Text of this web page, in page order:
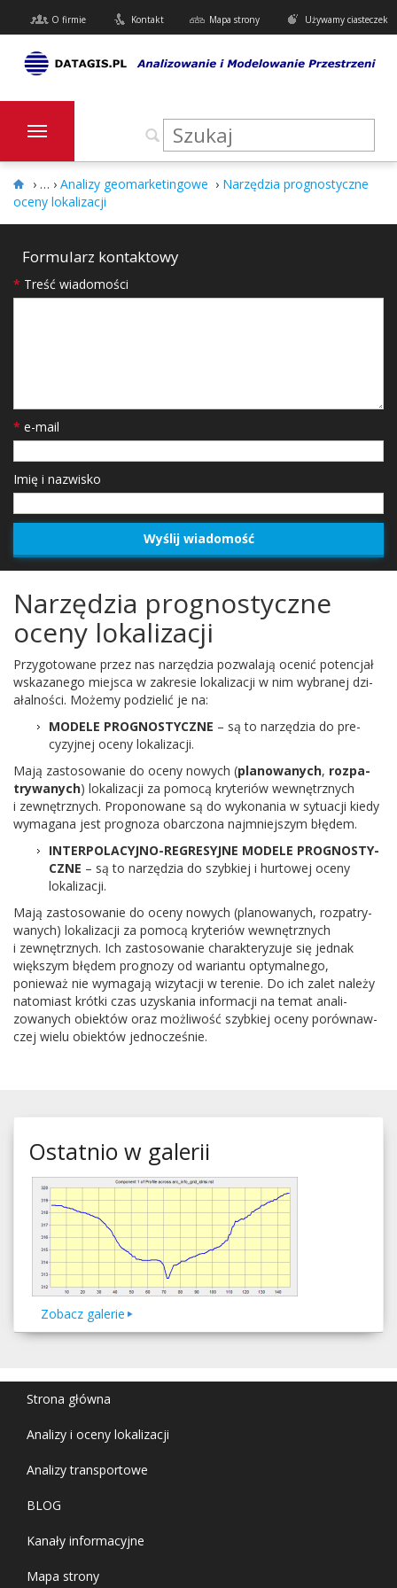
Używamy ciasteczek
Mapa strony
Kontakt
O firmie
› Analizy geomarketingowe › Narzędzia prognostyczne
oceny lokalizacji
Formularz kontaktowy
* Treść wiadomości
* e-mail
Imię i nazwisko
Narzędzia prognostyczne
oceny lokalizacji
Przy­go­towane przez nas narzędzia pozwalają ocenić potenc­jał
wskazanego miejsca w zakre­sie lokaliza­cji w nim wybranej dzi­
ałal­ności. Możemy podzielić je na:
MOD­ELE PROG­NOS­TY­CZNE – są to narzędzia do pre­
cyzyjnej oceny lokalizacji.
Mają zas­tosowanie do oceny nowych (planowanych, roz­pa­
try­wanych) lokaliza­cji za pomocą kry­ter­iów wewnętrznych
i zewnętrznych. Pro­ponowane są do wyko­na­nia w sytu­acji kiedy
wyma­gana jest prog­noza obar­c­zona najm­niejszym błędem.
INTERPOLACYJNO-​REGRESYJNE MOD­ELE PROG­NOS­TY­
CZNE – są to narzędzia do szy­bkiej i hur­towej oceny
lokalizacji.
Mają zas­tosowanie do oceny nowych (planowanych, roz­pa­try­
wanych) lokaliza­cji za pomocą kry­ter­iów wewnętrznych
i zewnętrznych. Ich zas­tosowanie charak­teryzuje się jed­nak
więk­szym błę­dem prog­nozy od wari­antu opty­mal­nego,
ponieważ nie wyma­gają wiz­y­tacji w tere­nie. Do ich zalet należy
nato­mi­ast krótki czas uzyska­nia infor­ma­cji na temat anal­i­
zowanych obiek­tów oraz możli­wość szy­bkiej oceny porów­naw­
czej wielu obiek­tów jednocześnie.
Ostatnio w galerii
Zobacz galerie
Strona główna
Analizy i oceny lokalizacji
Analizy transportowe
BLOG
Kanały informacyjne
Mapa strony